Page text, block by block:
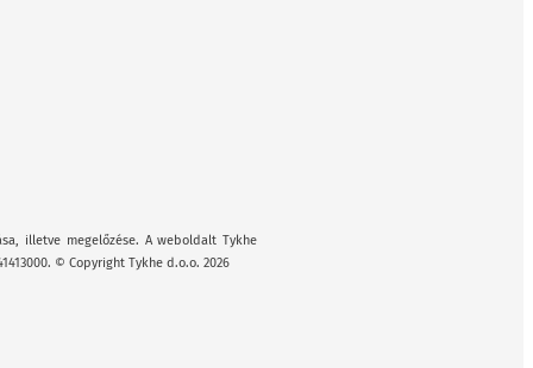
illetve megelőzése. A weboldalt Tykhe
© Copyright Tykhe d.o.o. 2026